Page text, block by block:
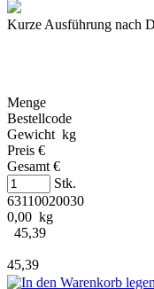
Kurze Ausführung nach
Menge
Bestellcode
Gewicht kg
Preis €
Gesamt €
Stk.
63110020030
0,00 kg
45,39
45,39